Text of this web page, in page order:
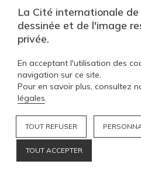
l’illustration littérale des propos
rien de montrer avec cette
destinataire : poser la situation
est, du reste, utilisé
matérialiser ce que l’enfant, livré
suppute ou anticipe (AF
Il nous revient donc, à nous qui
d’imaginer les impressions que
le jeune Riad, stupéfiants à plus
sur son esprit d’enfant, mais
construction de sa personnalité
coup sûr très mélangés qui
voue depuis une demi-douzaine
La Cité internationale
dessinée et de l'image
privée.
En acceptant l'utilisation des
navigation sur ce site.
Pour en savoir plus, consultez
légales.
TOUT REFUSER
TOUT ACCEPTER